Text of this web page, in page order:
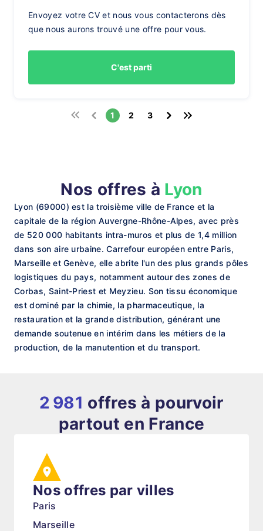
Envoyez votre CV et nous vous contacterons dès
que nous aurons trouvé une offre pour vous.
C'est parti
1 2 3
Nos offres à Lyon
Lyon (69000) est la troisième ville de France et la
capitale de la région Auvergne-Rhône-Alpes, avec près
de 520 000 habitants intra-muros et plus de 1,4 million
dans son aire urbaine. Carrefour européen entre Paris,
Marseille et Genève, elle abrite l'un des plus grands pôles
logistiques du pays, notamment autour des zones de
Corbas, Saint-Priest et Meyzieu. Son tissu économique
est dominé par la chimie, la pharmaceutique, la
restauration et la grande distribution, générant une
demande soutenue en intérim dans les métiers de la
production, de la manutention et du transport.
2 981 offres à pourvoir
partout en France
Nos offres par villes
Paris
Marseille